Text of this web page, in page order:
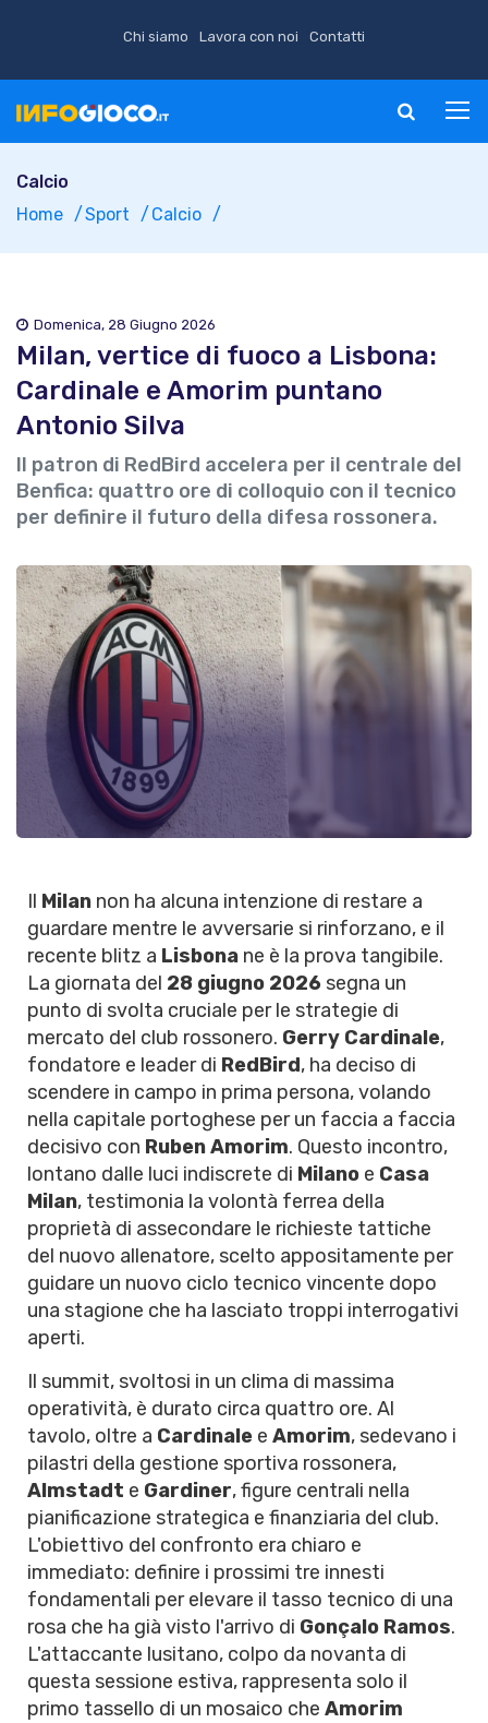
Chi siamo Lavora con noi Contatti
Calcio
Home
Sport Calcio
Domenica, 28 Giugno 2026
Milan, vertice di fuoco a Lisbona:
Cardinale e Amorim puntano
Antonio Silva
Il patron di RedBird accelera per il centrale del
Benfica: quattro ore di colloquio con il tecnico
per definire il futuro della difesa rossonera.
Il Milan non ha alcuna intenzione di restare a
guardare mentre le avversarie si rinforzano, e il
recente blitz a Lisbona ne è la prova tangibile.
La giornata del 28 giugno 2026 segna un
punto di svolta cruciale per le strategie di
mercato del club rossonero. Gerry Cardinale,
fondatore e leader di RedBird, ha deciso di
scendere in campo in prima persona, volando
nella capitale portoghese per un faccia a faccia
decisivo con Ruben Amorim. Questo incontro,
lontano dalle luci indiscrete di Milano e Casa
Milan, testimonia la volontà ferrea della
proprietà di assecondare le richieste tattiche
del nuovo allenatore, scelto appositamente per
guidare un nuovo ciclo tecnico vincente dopo
una stagione che ha lasciato troppi interrogativi
aperti.
Il summit, svoltosi in un clima di massima
operatività, è durato circa quattro ore. Al
tavolo, oltre a Cardinale e Amorim, sedevano i
pilastri della gestione sportiva rossonera,
Almstadt e Gardiner, figure centrali nella
pianificazione strategica e finanziaria del club.
L'obiettivo del confronto era chiaro e
immediato: definire i prossimi tre innesti
fondamentali per elevare il tasso tecnico di una
rosa che ha già visto l'arrivo di Gonçalo Ramos.
L'attaccante lusitano, colpo da novanta di
questa sessione estiva, rappresenta solo il
primo tassello di un mosaico che Amorim